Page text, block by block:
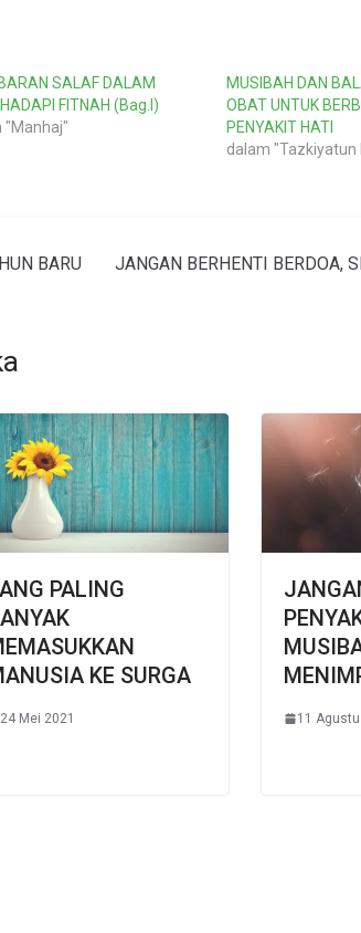
SALAF DALAM
FITNAH (Bag.I)
"Manhaj"
MUSIBAH DAN
OBAT UNTUK
PENYAKIT HATI
dalam "Tazkiyatun
BARU
JANGAN BERHENTI BERDOA,
PALING
KE SURGA
24 Mei 2021 11